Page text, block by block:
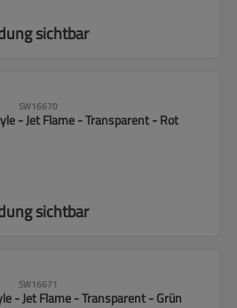
sichtbar
SW16670
- Jet Flame - Transparent - Rot
sichtbar
SW16671
- Jet Flame - Transparent - Grün